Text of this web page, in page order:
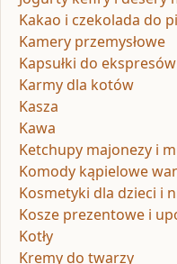
Kakao i czekolada do
Kamery przemysłowe
Kapsułki do ekspresów
Karmy dla kotów
Kasza
Kawa
Ketchupy majonezy i
Komody kąpielowe
Kosmetyki dla dzieci i
Kosze prezentowe i
Kotły
Kremy do twarzy